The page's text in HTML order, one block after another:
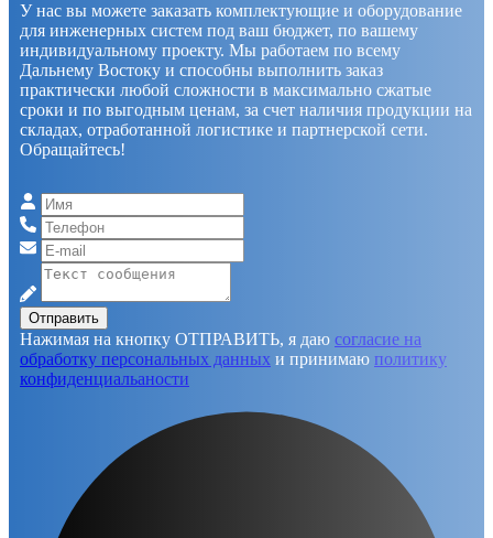
У нас вы можете заказать комплектующие и оборудование
для инженерных систем под ваш бюджет, по вашему
индивидуальному проекту. Мы работаем по всему
Дальнему Востоку и способны выполнить заказ
практически любой сложности в максимально сжатые
сроки и по выгодным ценам, за счет наличия продукции на
складах, отработанной логистике и партнерской сети.
Обращайтесь!
Отправить
Нажимая на кнопку ОТПРАВИТЬ, я даю согласие на
обработку персональных данных и принимаю политику
конфиденциальаности